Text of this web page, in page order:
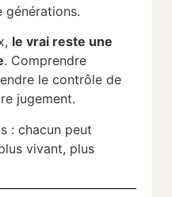
générations.
le vrai reste une
. Comprendre
le contrôle de
jugement.
: chacun peut
vivant, plus